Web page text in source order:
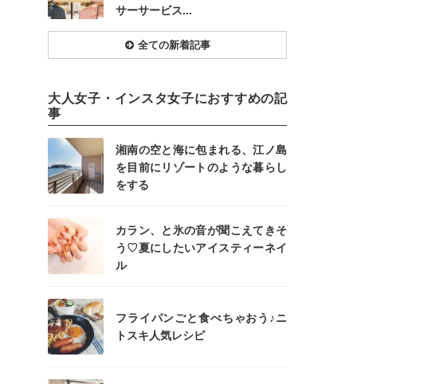
サーサービス...
全ての新着記事
大人女子・インスタ女子におすすめの記
事
湘南の空と海に包まれる、江ノ島
を目前にリゾートのような暮らし
をする
カラン、と氷の音が聞こえてきそ
う♡夏にしたいアイスティーネイ
ル
フライパンごと食べちゃおう♪ニ
トスキ人気レシピ